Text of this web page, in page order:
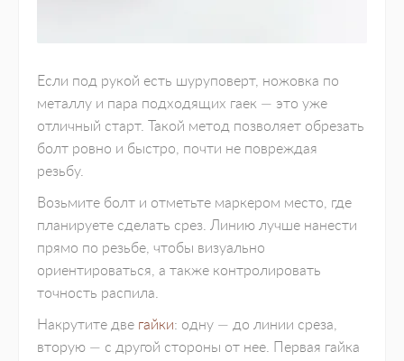
Если под рукой есть шуруповерт, ножовка по
металлу и пара подходящих гаек — это уже
отличный старт. Такой метод позволяет обрезать
болт ровно и быстро, почти не повреждая
резьбу.
Возьмите болт и отметьте маркером место, где
планируете сделать срез. Линию лучше нанести
прямо по резьбе, чтобы визуально
ориентироваться, а также контролировать
точность распила.
Накрутите две гайки: одну — до линии среза,
вторую — с другой стороны от нее. Первая гайка